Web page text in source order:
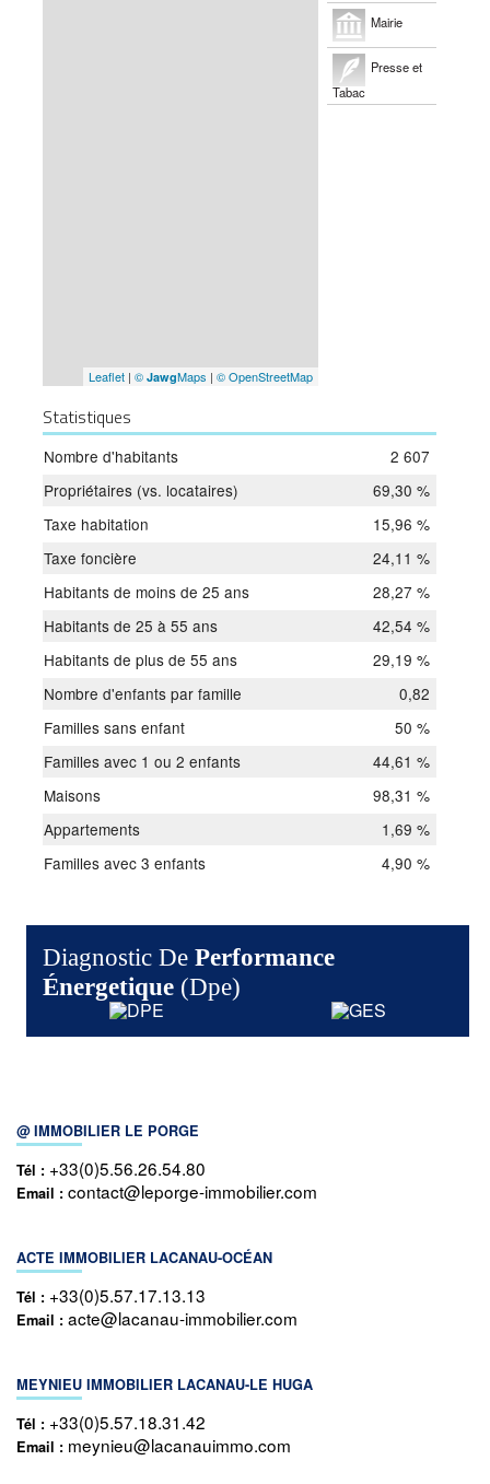
Leaflet| © JawgMaps | © OpenStreetMap
Mairie
Presse et
Tabac
Statistiques
Nombre d'habitants
2 607
Propriétaires (vs. locataires)
69,30 %
Taxe habitation
15,96 %
Taxe foncière
24,11 %
Habitants de moins de 25 ans
28,27 %
Habitants de 25 à 55 ans
42,54 %
Habitants de plus de 55 ans
29,19 %
Nombre d'enfants par famille
0,82
Familles sans enfant
50 %
Familles avec 1 ou 2 enfants
44,61 %
Maisons
98,31 %
Appartements
1,69 %
Familles avec 3 enfants
4,90 %
Diagnostic De Performance
Énergetique (dpe)
@ IMMOBILIER LE PORGE
Tél : +33(0)5.56.26.54.80
Email : contact@leporge-immobilier.com
ACTE IMMOBILIER LACANAU-OCÉAN
Tél : +33(0)5.57.17.13.13
Email : acte@lacanau-immobilier.com
MEYNIEU IMMOBILIER LACANAU-LE HUGA
Tél : +33(0)5.57.18.31.42
Email : meynieu@lacanauimmo.com